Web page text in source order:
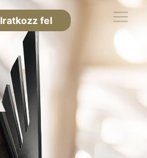
Iratkozz fel